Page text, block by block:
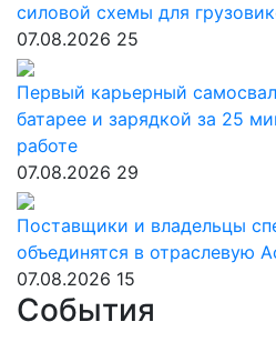
силовой схемы для
07.08.2026 25
Первый карьерный
батарее и зарядкой за 25
работе
07.08.2026 29
Поставщики и владельцы
объединятся в отраслевую
07.08.2026 15
События